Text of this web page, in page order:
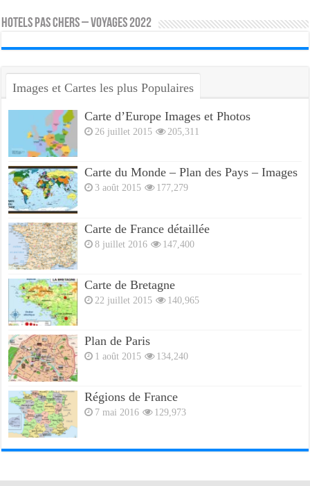
HOTELS PAS CHERS – VOYAGES 2022
Images et Cartes les plus Populaires
Carte d’Europe Images et Photos
26 juillet 2015 205,311
Carte du Monde – Plan des Pays – Images
3 août 2015 177,279
Carte de France détaillée
8 juillet 2016 147,400
Carte de Bretagne
22 juillet 2015 140,965
Plan de Paris
1 août 2015 134,240
Régions de France
7 mai 2016 129,973